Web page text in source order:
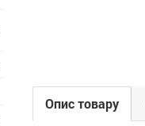
Опис товару